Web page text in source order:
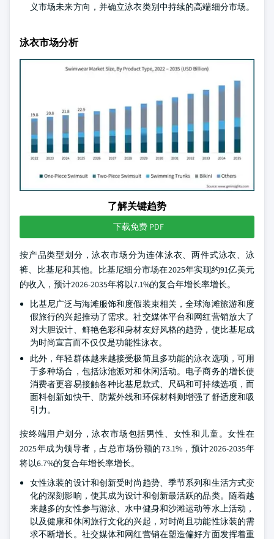
义市场未来方向，并确立泳衣类别中持续的高端细分市场。
泳衣市场分析
了解关键趋势
下载免费 PDF
按产品类型划分，泳衣市场分为连体泳衣、两件式泳衣、泳
裤、比基尼和其他。比基尼细分市场在2025年实现约91亿美元
的收入，预计2026-2035年将以7.1%的复合年增长率增长。
比基尼广泛与海滩服饰和度假装束相关，全球海滩旅游和度
假旅行的兴起推动了需求。社交媒体平台和网红营销放大了
对大胆设计、鲜艳色彩和身材友好风格的趋势，使比基尼成
为时尚宣言而不仅仅是功能性泳衣。
此外，年轻群体越来越接受极简且多功能的泳衣选项，可用
于多种场合，包括泳池派对和休闲活动。电子商务的增长使
消费者更容易接触各种比基尼款式、尺码和可持续选项，而
面料创新如快干、防紫外线和环保材料则增强了舒适度和吸
引力。
按终端用户划分，泳衣市场包括男性、女性和儿童。女性在
2025年成为领导者，占总市场份额的73.1%，预计2026-2035年
将以6.7%的复合年增长率增长。
女性泳装的设计和创新受时尚趋势、季节系列和生活方式变
化的深刻影响，使其成为设计和创新最活跃的品类。随着越
来越多的女性参与游泳、水中健身和沙滩运动等水上活动，
以及健康和休闲旅行文化的兴起，对时尚且功能性泳装的需
求不断增长。社交媒体和网红营销在塑造偏好方面发挥着重